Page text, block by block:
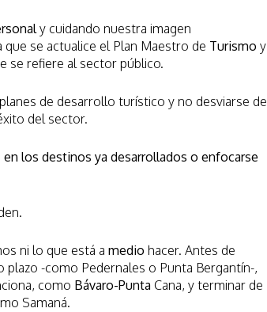
y cuidando nuestra imagen
se actualice el Plan Maestro de Turismo y
se refiere al sector público.
de desarrollo turístico y no desviarse de
del sector.
los destinos ya desarrollados o enfocarse
ni lo que está a medio hacer. Antes de
plazo -como Pedernales o Punta Bergantín-,
como Bávaro-Punta Cana, y terminar de
Samaná.